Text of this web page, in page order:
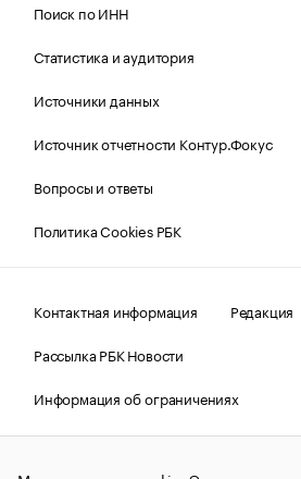
Поиск по ИНН
Статистика и аудитория
Источники данных
Источник отчетности Контур.Фокус
Вопросы и ответы
Политика Cookies РБК
Контактная информация
Редакция
Рассылка РБК Новости
Информация об ограничениях
Правовая информация
О